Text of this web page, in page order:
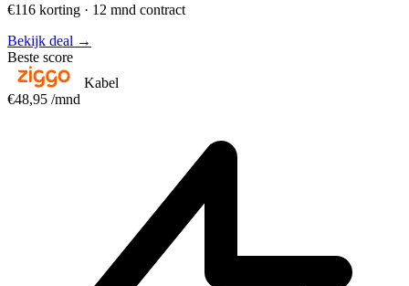
€116 korting · 12 mnd contract
Bekijk deal →
Beste score
Kabel
€48,95 /mnd